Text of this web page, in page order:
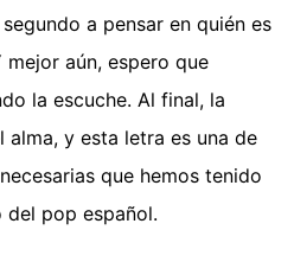
a pensar en quién es
aún, espero que
la escuche. Al final, la
alma, y esta letra es una de
que hemos tenido
pop español.